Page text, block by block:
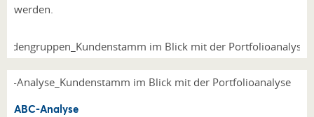
werden.
ABC-Analyse